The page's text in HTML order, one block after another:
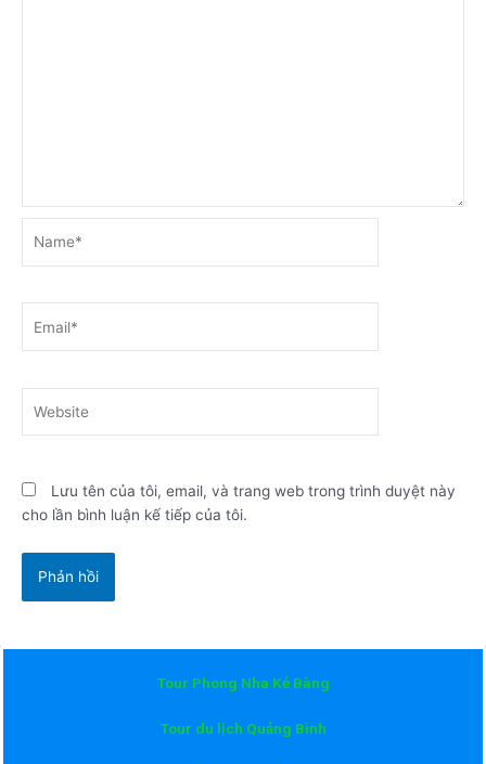
Lưu tên của tôi, email, và trang web trong trình duyệt này
cho lần bình luận kế tiếp của tôi.
Tour Phong Nha Kẻ Bàng
Tour du lịch Quảng Bình